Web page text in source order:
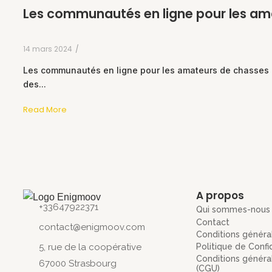
Les communautés en ligne pour les
14 mars 2024 /
Les communautés en ligne pour les amateurs de
des...
Read More
+33647922371
contact@enigmoov.com
5, rue de la coopérative
67000 Strasbourg
A propos
Qui sommes-nous
Contact
Conditions
Politique de
Conditions
(CGU)